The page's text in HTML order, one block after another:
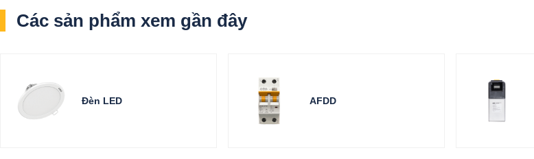
Các sản phẩm xem gần đây
Đèn LED AFDD